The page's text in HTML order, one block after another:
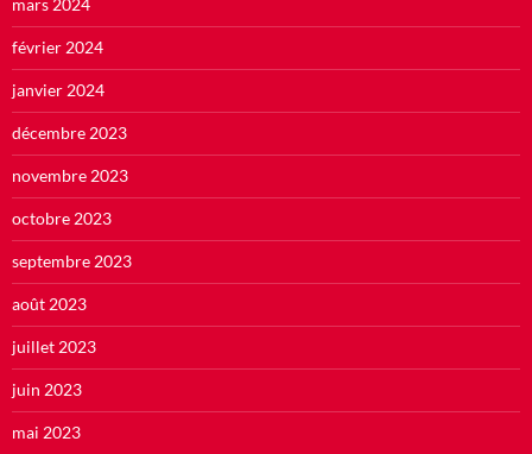
mars 2024
février 2024
janvier 2024
décembre 2023
novembre 2023
octobre 2023
septembre 2023
août 2023
juillet 2023
juin 2023
mai 2023